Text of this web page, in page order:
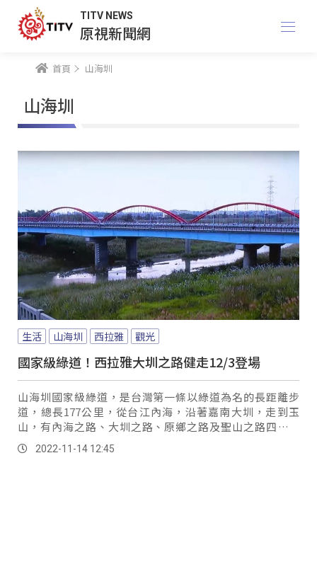
TITV NEWS
原視新聞網
首頁 山海圳
山海圳
生活 山海圳 西拉雅 觀光
國家級綠道！西拉雅大圳之路健走12/3登場
山海圳國家級綠道，是台灣第一條以綠道為名的長距離步
道，總長177公里，從台江內海，沿著嘉南大圳，走到玉
山，有內海之路、大圳之路、原鄉之路及聖山之路四大主
題，串連不同體驗路線。
2022-11-14 12:45